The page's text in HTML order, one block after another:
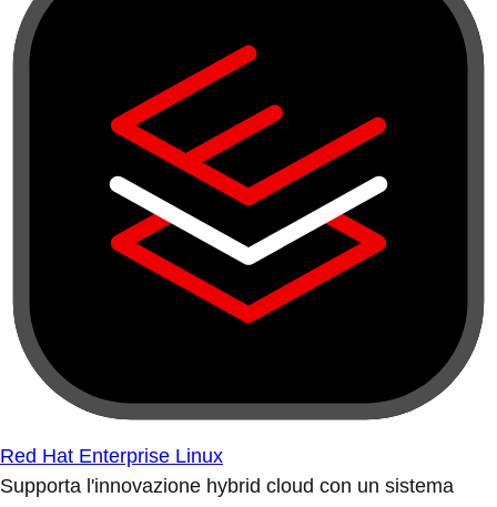
Red Hat Enterprise Linux
Supporta l'innovazione hybrid cloud con un sistema